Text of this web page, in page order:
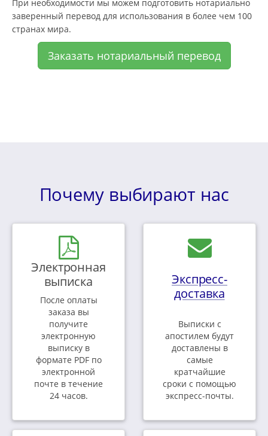
При необходимости мы можем подготовить нотариально
заверенный перевод для использования в более чем 100
странах мира.
Заказать нотариальный перевод
Почему выбирают нас
Электронная
выписка
После оплаты
заказа вы
получите
электронную
выписку в
формате PDF по
электронной
почте в течение
24 часов.
Экспресс-
доставка
Выписки с
апостилем будут
доставлены в
самые
кратчайшие
сроки с помощью
экспресс-почты.